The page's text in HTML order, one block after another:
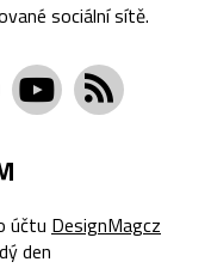
sociální sítě.
účtu DesignMagcz
den